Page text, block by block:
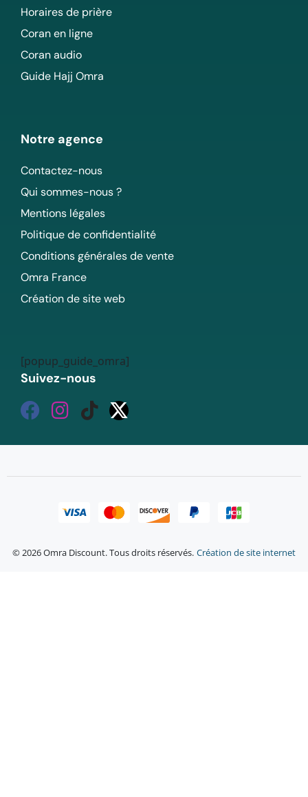
Horaires de prière
Coran en ligne
Coran audio
Guide Hajj Omra
Notre agence
Contactez-nous
Qui sommes-nous ?
Mentions légales
Politique de confidentialité
Conditions générales de vente
Omra France
Création de site web
[popup_guide_omra]
Suivez-nous
© 2026 Omra Discount. Tous droits réservés. Création de site internet